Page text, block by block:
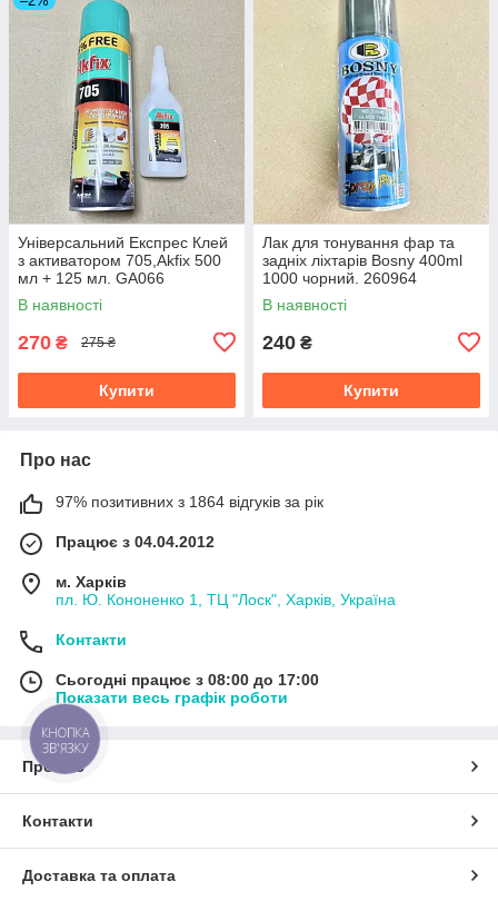
Універсальний Експрес Клей
з активатором 705,Akfix 500
мл + 125 мл. GA066
В наявності
270 ₴ 275 ₴
Купити
Лак для тонування фар та
задніх ліхтарів Bosny 400ml
1000 чорний. 260964
В наявності
240 ₴
Купити
Про нас
97% позитивних з 1864 відгуків за рік
Працює з 04.04.2012
м. Харків
пл. Ю. Кононенко 1, ТЦ "Лоск", Харків, Україна
Контакти
Сьогодні працює з 08:00 до 17:00
Показати весь графік роботи
Про нас
Контакти
Доставка та оплата
КНОПКА
ЗВ'ЯЗКУ